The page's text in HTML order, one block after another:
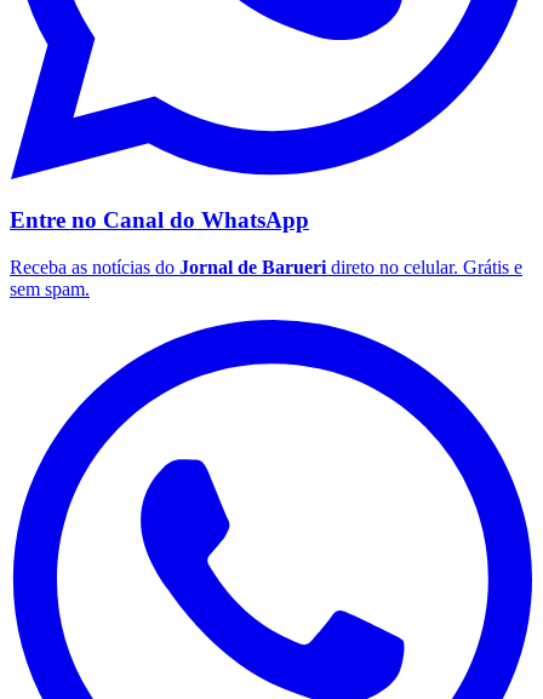
Corinthians
Entre no Canal do WhatsApp
Receba as notícias do Jornal de Barueri direto no celular. Grátis e
sem spam.